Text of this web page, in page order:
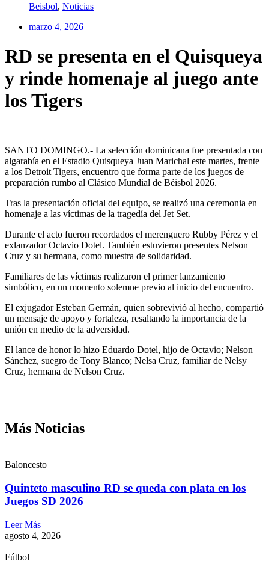
Beisbol, Noticias
marzo 4, 2026
RD se presenta en el Quisqueya
y rinde homenaje al juego ante
los Tigers
SANTO DOMINGO.- La selección dominicana fue presentada con
algarabía en el Estadio Quisqueya Juan Marichal este martes, frente
a los Detroit Tigers, encuentro que forma parte de los juegos de
preparación rumbo al Clásico Mundial de Béisbol 2026.
Tras la presentación oficial del equipo, se realizó una ceremonia en
homenaje a las víctimas de la tragedía del Jet Set.
Durante el acto fueron recordados el merenguero Rubby Pérez y el
exlanzador Octavio Dotel. También estuvieron presentes Nelson
Cruz y su hermana, como muestra de solidaridad.
Familiares de las víctimas realizaron el primer lanzamiento
simbólico, en un momento solemne previo al inicio del encuentro.
El exjugador Esteban Germán, quien sobrevivió al hecho, compartió
un mensaje de apoyo y fortaleza, resaltando la importancia de la
unión en medio de la adversidad.
El lance de honor lo hizo Eduardo Dotel, hijo de Octavio; Nelson
Sánchez, suegro de Tony Blanco; Nelsa Cruz, familiar de Nelsy
Cruz, hermana de Nelson Cruz.
Más Noticias
Baloncesto
Quinteto masculino RD se queda con plata en los
Juegos SD 2026
Leer Más
agosto 4, 2026
Fútbol